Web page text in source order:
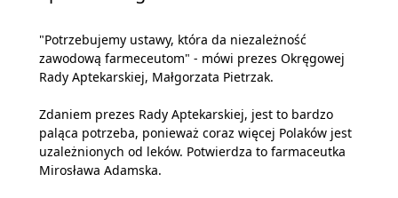
"Potrzebujemy ustawy, która da niezależność
zawodową farmeceutom" - mówi prezes Okręgowej
Rady Aptekarskiej, Małgorzata Pietrzak.
Zdaniem prezes Rady Aptekarskiej, jest to bardzo
paląca potrzeba, ponieważ coraz więcej Polaków jest
uzależnionych od leków. Potwierdza to farmaceutka
Mirosława Adamska.